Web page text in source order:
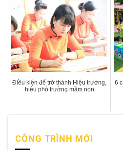
Điều kiện để trở thành Hiệu trưởng,
hiệu phó trường mầm non
6
CÔNG TRÌNH MỚI